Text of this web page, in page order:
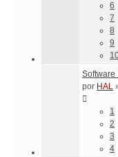
6
7
8
9
Software
por HAL
1
2
3
4